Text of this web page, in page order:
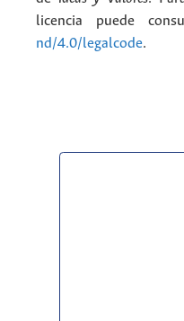
licencia puede
nd/4.0/legalcode.